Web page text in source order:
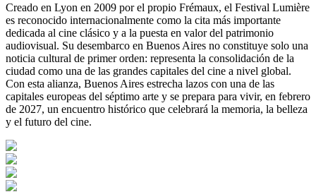
Creado en Lyon en 2009 por el propio Frémaux, el Festival Lumière
es reconocido internacionalmente como la cita más importante
dedicada al cine clásico y a la puesta en valor del patrimonio
audiovisual. Su desembarco en Buenos Aires no constituye solo una
noticia cultural de primer orden: representa la consolidación de la
ciudad como una de las grandes capitales del cine a nivel global.
Con esta alianza, Buenos Aires estrecha lazos con una de las
capitales europeas del séptimo arte y se prepara para vivir, en febrero
de 2027, un encuentro histórico que celebrará la memoria, la belleza
y el futuro del cine.